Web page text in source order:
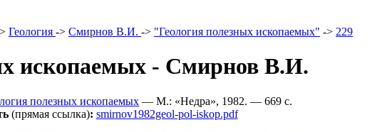
Геология -> Смирнов В.И. -> "Геология полезных ископаемых" -> 229
ископаемых - Смирнов В.И.
полезных ископаемых — M.: «Недра», 1982. — 669 c.
(прямая ссылка): smirnov1982geol-pol-iskop.pdf